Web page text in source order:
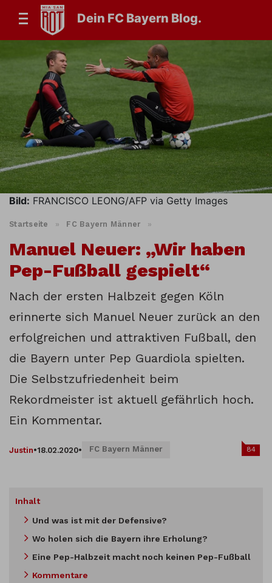
Dein FC Bayern Blog.
Bild: FRANCISCO LEONG/AFP via Getty Images
Startseite » FC Bayern Männer »
Manuel Neuer: „Wir haben
Pep-Fußball gespielt“
Nach der ersten Halbzeit gegen Köln
erinnerte sich Manuel Neuer zurück an den
erfolgreichen und attraktiven Fußball, den
die Bayern unter Pep Guardiola spielten.
Die Selbstzufriedenheit beim
Rekordmeister ist aktuell gefährlich hoch.
Ein Kommentar.
Justin•18.02.2020• FC Bayern Männer 84
Inhalt
Und was ist mit der Defensive?
Wo holen sich die Bayern ihre Erholung?
Eine Pep-Halbzeit macht noch keinen Pep-Fußball
Kommentare